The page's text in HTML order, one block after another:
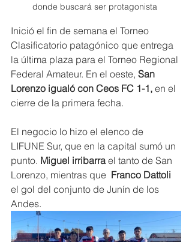
donde buscará ser protagonista
Inició el fin de semana el Torneo
Clasificatorio patagónico que entrega
la última plaza para el Torneo Regional
Federal Amateur. En el oeste, San
Lorenzo igualó con Ceos FC 1-1, en el
cierre de la primera fecha.
El negocio lo hizo el elenco de
LIFUNE Sur, que en la capital sumó un
punto. Miguel irribarra el tanto de San
Lorenzo, mientras que Franco Dattoli
el gol del conjunto de Junín de los
Andes.